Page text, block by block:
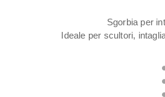
Sgorbia per
Ideale per scultori,